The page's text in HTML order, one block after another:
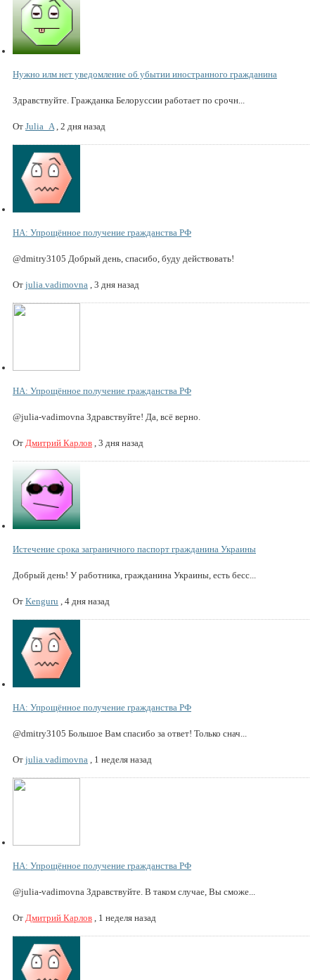
Нужно илм нет уведомление об убытии иностранного гражданина
Здравствуйте. Гражданка Белоруссии работает по срочн...
От Julia_A, 2 дня назад
НА: Упрощённое получение гражданства РФ
@dmitry3105 Добрый день, спасибо, буду действовать!
От julia.vadimovna , 3 дня назад
НА: Упрощённое получение гражданства РФ
@julia-vadimovna Здравствуйте! Да, всё верно.
От Дмитрий Карлов , 3 дня назад
Истечение срока заграничного паспорт гражданина Украины
Добрый день! У работника, гражданина Украины, есть бесс...
От Kenguru , 4 дня назад
НА: Упрощённое получение гражданства РФ
@dmitry3105 Большое Вам спасибо за ответ! Только снач...
От julia.vadimovna , 1 неделя назад
НА: Упрощённое получение гражданства РФ
@julia-vadimovna Здравствуйте. В таком случае, Вы сможе...
От Дмитрий Карлов , 1 неделя назад